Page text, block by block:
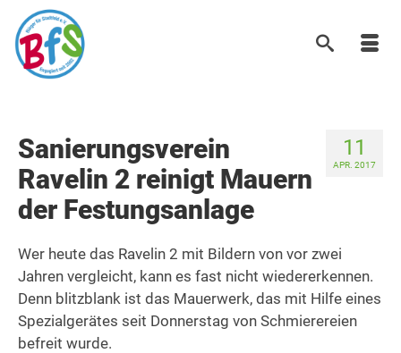
11
APR. 2017
Sanierungsverein
Ravelin 2 reinigt Mauern
der Festungsanlage
Wer heute das Ravelin 2 mit Bildern von vor zwei
Jahren vergleicht, kann es fast nicht wiedererkennen.
Denn blitzblank ist das Mauerwerk, das mit Hilfe eines
Spezialgerätes seit Donnerstag von Schmierereien
befreit wurde.